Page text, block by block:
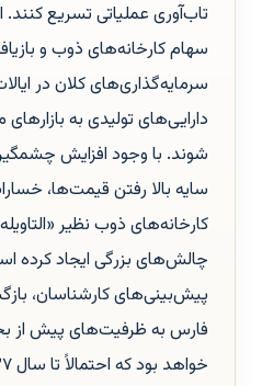
تاب‌آوری عملیاتی تسریع
سهام کارخانه‌های ذوب و
سرمایه‌گذاری‌های کلان در
دارایی‌های تولیدی به
شوند. با وجود افزایش
سایه بالا رفتن قیمت‌ها،
کارخانه‌های ذوب نظیر
چالش‌های بزرگی ایجاد کرده
پیش‌بینی‌های کارشناسان،
فارس به ظرفیت‌های پیش از